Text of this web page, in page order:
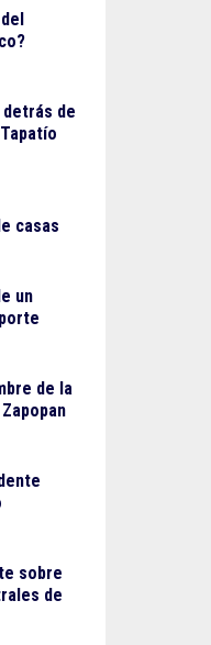
detrás de
casas
un
de la
sobre
de